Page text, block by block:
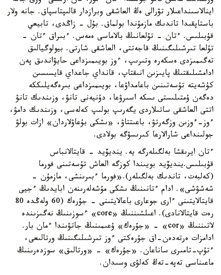
اينالاسىنداعىلار تۋرالى ەڭ العاشقى وبرازدار قالىپتاسپاق. جانە ولار
باستاپقىدا تاندىك مازمۇندا بولماق. بۇل - زاڭدى، تابيعي
قۇبىلىس. ءتان - تۇلعانىڭ بالاماسى ەمەس. ءبىراق ءتان -
تۇلعا تىرشىلىگىنىڭ قاجەتتى، العاشقى شارتى. بيولوگيالىق
تەگىمىزدى ەسكەرە وتىرىپ، ءوز بويىمىزداعى حايۋاندىق پەن
ادامشىلىقتىڭ پايىزىن انىقتاپ، قانداي جاعداي قايسىسىن
كۇشەيتە تۇسەتىنىن باعامداۋعا، بويىمىزداعى بىرەگەيلىككە
دەگەن ۇمتىلىستى ىسكە اسىرۋعا، دۇنيەنى تانۋ، وزىندىك تانۋ
اتتى العاشقى ساتىلاردى يگەرىپ بولىپ كەلەسى، وزىندىك دامۋ،
ءوز-ءوزىن وزگەرتۋ، باعىتتاۋ، «ىشكى بۇعاۋلاردان» ازات بولۋ
جولىنداعى شارالارعا كىرىسۋگە بولادى.
ءتان ايرىقشا بەلگىلەرگە يە. ينديۆيد - قايتالانباس
قۇبىلىس.ينديۆيد بويىندا كوزگە العاش تۇسەتىنى فورما
(كەلبەت، تاندىك بەلگىلەر).«فورما ءبىرىنشى، مازمۇن -
شەشۋشى». ادام ءتانىنىڭ ىشكى مۇشەلەرىنەن ابايدىڭ ءجيى
قايتالايتىنى ءارى جوعارى باعالايتىنى - جۇرەك (60 ولەڭدە 80
رەت قايتالانادى). اعىلشىننىڭ «core» ءسوزىنىڭ نەگىزىندە
لاتىننىڭ «cor» - «جۇرەك» ۇعىمىنىڭ جاتۋىندا ءمان بار.
ادامزات ەرتەدەن-اق جۇرەكتى ءوز تىرشىلىگىنىڭ ورتالىعى،
ءتۇپ-تامىرى ساناعان. «جۇرەك» - «ورتالىق» سوزدەرىنىڭ
ماعىناسى تەپە-تەڭ كەلۋى وسىدان.